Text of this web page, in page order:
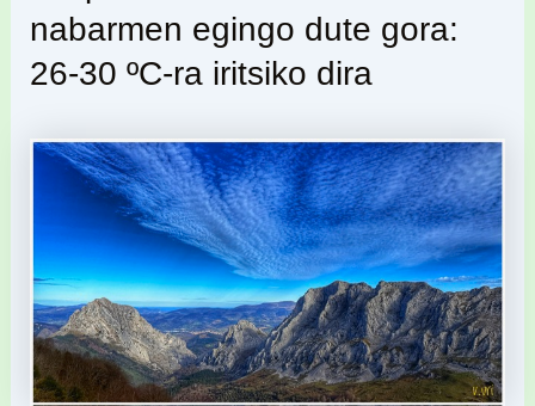
nabarmen egingo dute gora:
26-30 ºC-ra iritsiko dira